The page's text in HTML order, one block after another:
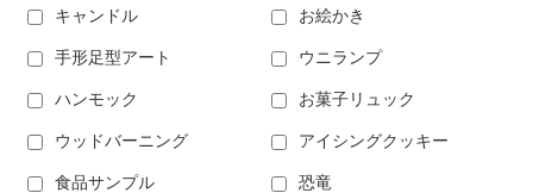
キャンドル お絵かき
手形足型アート ウニランプ
ハンモック お菓子リュック
ウッドバーニング アイシングクッキー
食品サンプル 恐竜